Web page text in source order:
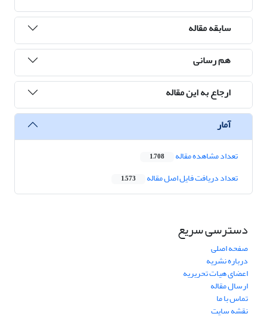
سابقه مقاله
هم رسانی
ارجاع به این مقاله
آمار
تعداد مشاهده مقاله 1,708
تعداد دریافت فایل اصل مقاله 1,573
دسترسی سریع
صفحه اصلی
درباره نشریه
اعضای هیات تحریریه
ارسال مقاله
تماس با ما
نقشه سایت